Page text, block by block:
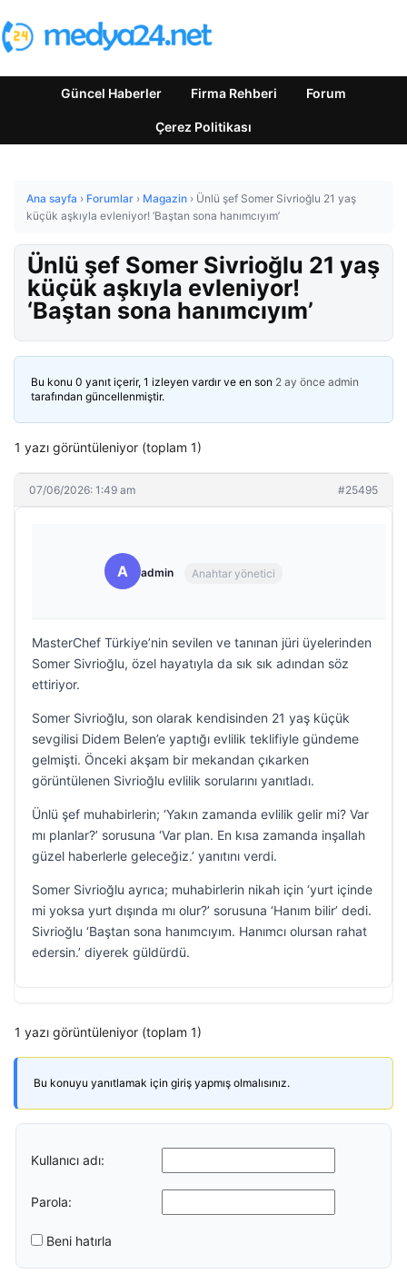
Güncel Haberler Firma Rehberi Forum
Çerez Politikası
Ana sayfa › Forumlar › Magazin › Ünlü şef Somer Sivrioğlu 21 yaş
küçük aşkıyla evleniyor! ‘Baştan sona hanımcıyım’
Ünlü şef Somer Sivrioğlu 21 yaş
küçük aşkıyla evleniyor!
‘Baştan sona hanımcıyım’
Bu konu 0 yanıt içerir, 1 izleyen vardır ve en son 2 ay önce admin
tarafından güncellenmiştir.
1 yazı görüntüleniyor (toplam 1)
07/06/2026: 1:49 am #25495
A admin Anahtar yönetici
MasterChef Türkiye’nin sevilen ve tanınan jüri üyelerinden
Somer Sivrioğlu, özel hayatıyla da sık sık adından söz
ettiriyor.
Somer Sivrioğlu, son olarak kendisinden 21 yaş küçük
sevgilisi Didem Belen’e yaptığı evlilik teklifiyle gündeme
gelmişti. Önceki akşam bir mekandan çıkarken
görüntülenen Sivrioğlu evlilik sorularını yanıtladı.
Ünlü şef muhabirlerin; ‘Yakın zamanda evlilik gelir mi? Var
mı planlar?’ sorusuna ‘Var plan. En kısa zamanda inşallah
güzel haberlerle geleceğiz.’ yanıtını verdi.
Somer Sivrioğlu ayrıca; muhabirlerin nikah için ‘yurt içinde
mi yoksa yurt dışında mı olur?’ sorusuna ‘Hanım bilir’ dedi.
Sivrioğlu ‘Baştan sona hanımcıyım. Hanımcı olursan rahat
edersin.’ diyerek güldürdü.
1 yazı görüntüleniyor (toplam 1)
Bu konuyu yanıtlamak için giriş yapmış olmalısınız.
Kullanıcı adı:
Parola:
Beni hatırla